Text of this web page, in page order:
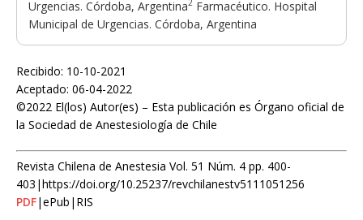
Urgencias. Córdoba, Argentina2 Farmacéutico. Hospital
Municipal de Urgencias. Córdoba, Argentina
Recibido: 10-10-2021
Aceptado: 06-04-2022
©2022 El(los) Autor(es) – Esta publicación es Órgano oficial de
la Sociedad de Anestesiología de Chile
Revista Chilena de Anestesia Vol. 51 Núm. 4 pp. 400-
403|https://doi.org/10.25237/revchilanestv5111051256
PDF|ePub|RIS